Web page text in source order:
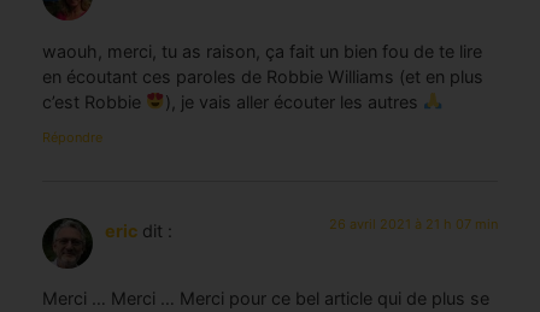
waouh, merci, tu as raison, ça fait un bien fou de te lire
en écoutant ces paroles de Robbie Williams (et en plus
c’est Robbie
), je vais aller écouter les autres
Répondre
eric dit : 26 avril 2021 à 21 h 07 min
Merci … Merci … Merci pour ce bel article qui de plus se